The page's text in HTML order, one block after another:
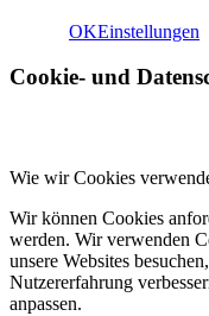
OKEinstellungen
Cookie- und
Wie wir Cookies
Wir können Cookies
werden. Wir verwenden
unsere Websites
Nutzererfahrung
anpassen.